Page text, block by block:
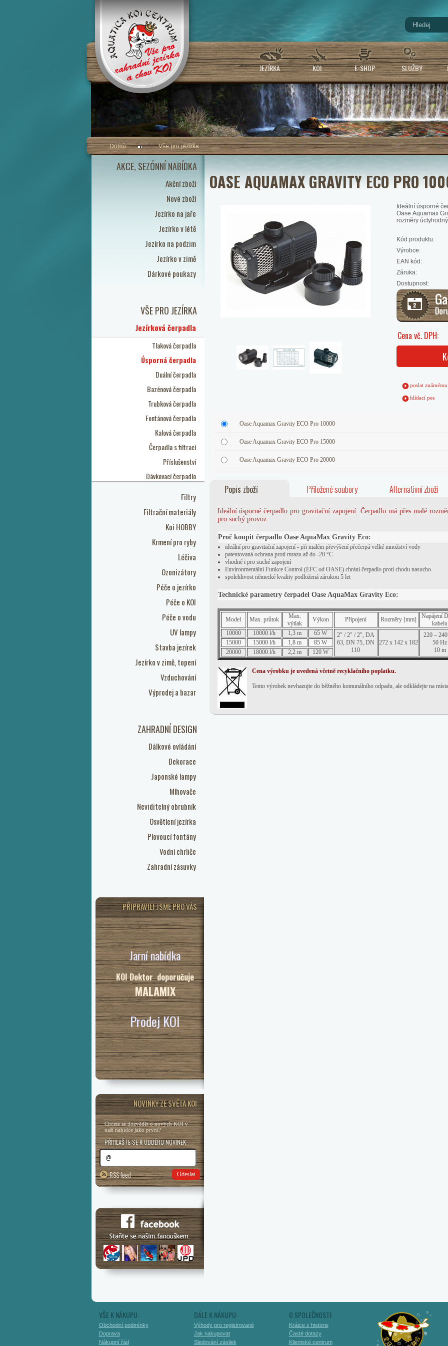
JEZÍRKA KOI E-SHOP SLUŽBY
AKCE, SEZÓNNÍ NABÍDKA
Akční zboží
Nové zboží
Jezírko na jaře
Jezírko v létě
Jezírko na podzim
Jezírko v zimě
Dárkové poukazy
VŠE PRO JEZÍRKA
Jezírková čerpadla
Tlaková čerpadla
Úsporná čerpadla
Duální čerpadla
Bazénová čerpadla
Trubková čerpadla
Fontánová čerpadla
Kalová čerpadla
Čerpadla s filtrací
Příslušenství
Dávkovací čerpadlo
Filtry
Filtrační materiály
Koi HOBBY
Krmení pro ryby
Léčiva
Ozonizátory
Péče o jezírko
Péče o KOI
Péče o vodu
UV lampy
Stavba jezírek
Jezírko v zimě, topení
Vzduchování
Výprodej a bazar
ZAHRADNÍ DESIGN
Dálkové ovládání
Dekorace
Japonské lampy
Mlhovače
Neviditelný obrubník
Osvětlení jezírka
Plovoucí fontány
Vodní chrliče
Zahradní zásuvky
PŘIPRAVILI JSME PRO VÁS
Jarní nabídka
KOI Doktor doporučuje
MALAMIX
Prodej KOI
NOVINKY ZE SVĚTA KOI
Chcete se dozvědět o nových KOI v
naší nabídce jako první?
PŘIHLAŠTE SE K ODBĚRU NOVINEK
RSS feed Odeslat
Domů Vše pro jezírka
OASE AQUAMAX GRAVITY ECO PRO
Ideální úsporné
Oase Aquamax
rozměry
Kód produktu:
Výrobce:
EAN kód:
Záruka:
Dostupnost:
Cena vč. DPH:
poslat známému
hlídací pes
Oase Aquamax Gravity ECO Pro 10000
Oase Aquamax Gravity ECO Pro 15000
Oase Aquamax Gravity ECO Pro 20000
Popis zboží Přiložené soubory Alternativní zboží
Ideální úsporné čerpadlo pro gravitační zapojení. Čerpadlo má přes malé
pro suchý provoz.
Proč koupit čerpadlo Oase AquaMax Gravity Eco:
ideální pro gravitační zapojení - při malém převýšení přečerpá velké množství vody
patentovaná ochrana proti mrazu až do -20 °C
vhodné i pro suché zapojení
Environmentální Funkce Control (EFC od OASE) chrání čerpadlo proti chodu nasucho
spolehlivost německé kvality podložená zárukou 5 let
Technické parametry čerpadel Oase AquaMax Gravity Eco:
Model Max. průtok
Max.
výtlak
Výkon Připojení Rozměry [mm]
Napájení
kabelu
10000
10000 l/h 1,3 m 65 W
2" / 2" / 2", DA
63, DN 75, DN
110
272 x 142 x 182
220 –
50 Hz
10 m
15000 15000 l/h 1,8 m
85 W
20000
18000 l/h 2,2 m 120 W
Cena výrobku je uvedená včetně recyklačního poplatku.
Tento výrobek nevhazujte do běžného komunálního odpadu, ale odkládejte na
VŠE K NÁKUPU:
Obchodní podmínky
Doprava
Nákupní řád
DÁLE K NÁKUPU:
Výhody pro registrované
Jak nakupovat
Sledování zásilek
O SPOLEČNOSTI:
Krátce z historie
Časté dotazy
Klientské centrum